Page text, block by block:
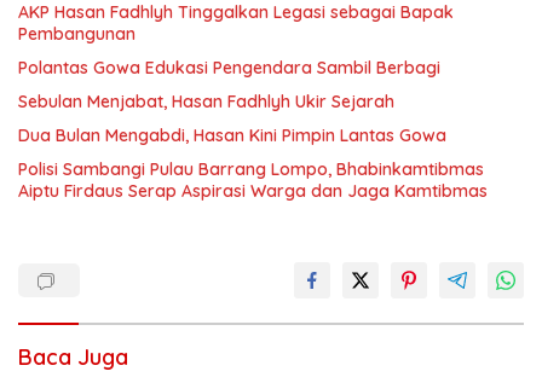
AKP Hasan Fadhlyh Tinggalkan Legasi sebagai Bapak
Pembangunan
Polantas Gowa Edukasi Pengendara Sambil Berbagi
Sebulan Menjabat, Hasan Fadhlyh Ukir Sejarah
Dua Bulan Mengabdi, Hasan Kini Pimpin Lantas Gowa
Polisi Sambangi Pulau Barrang Lompo, Bhabinkamtibmas
Aiptu Firdaus Serap Aspirasi Warga dan Jaga Kamtibmas
Baca Juga